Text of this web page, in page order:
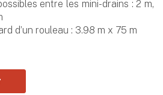
entre les mini-drains : 2 m,
d’un rouleau : 3.98 m x 75 m